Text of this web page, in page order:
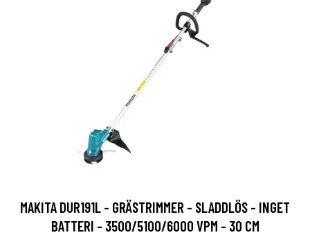
MAKITA DUR191L - GRÄSTRIMMER - SLADDLÖS - INGET
BATTERI - 3500/5100/6000 VPM - 30 CM